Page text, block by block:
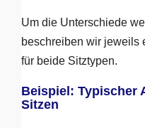
Um die Unterschiede
beschreiben wir jeweils
für beide Sitztypen.
Beispiel: Typischer
Sitzen